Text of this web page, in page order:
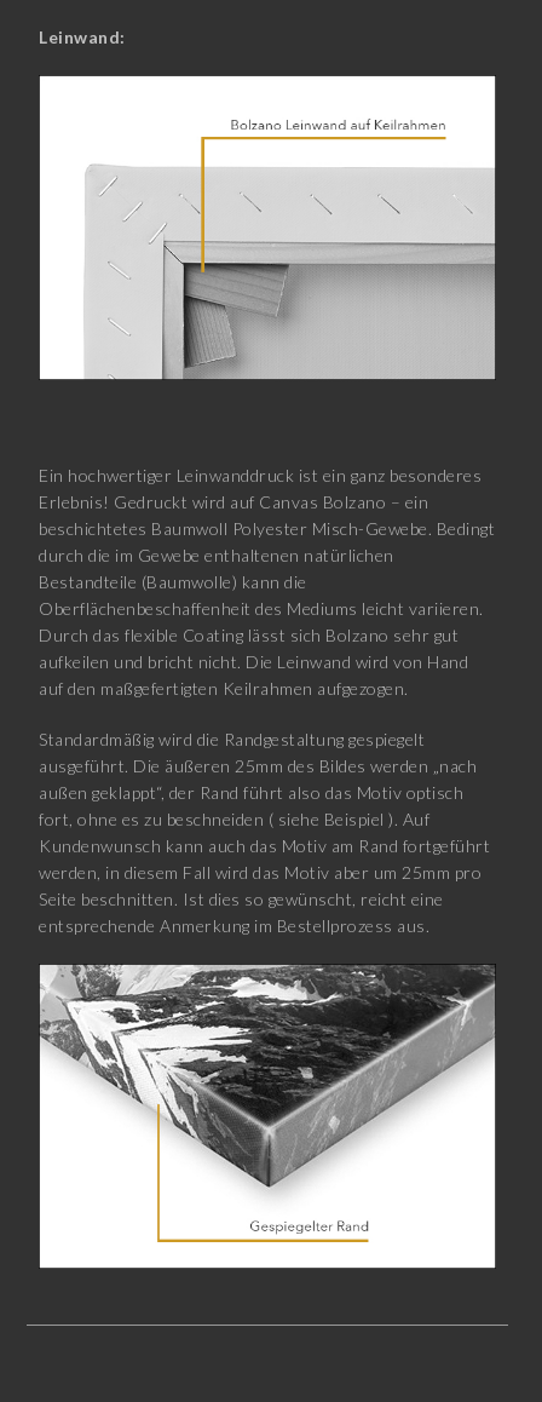
Leinwand:
Ein hochwertiger Leinwanddruck ist ein ganz besonderes
Erlebnis! Gedruckt wird auf Canvas Bolzano – ein
beschichtetes Baumwoll Polyester Misch-Gewebe. Bedingt
durch die im Gewebe enthaltenen natürlichen
Bestandteile (Baumwolle) kann die
Oberflächenbeschaffenheit des Mediums leicht variieren.
Durch das flexible Coating lässt sich Bolzano sehr gut
aufkeilen und bricht nicht. Die Leinwand wird von Hand
auf den maßgefertigten Keilrahmen aufgezogen.
Standardmäßig wird die Randgestaltung gespiegelt
ausgeführt. Die äußeren 25mm des Bildes werden „nach
außen geklappt“, der Rand führt also das Motiv optisch
fort, ohne es zu beschneiden ( siehe Beispiel ). Auf
Kundenwunsch kann auch das Motiv am Rand fortgeführt
werden, in diesem Fall wird das Motiv aber um 25mm pro
Seite beschnitten. Ist dies so gewünscht, reicht eine
entsprechende Anmerkung im Bestellprozess aus.